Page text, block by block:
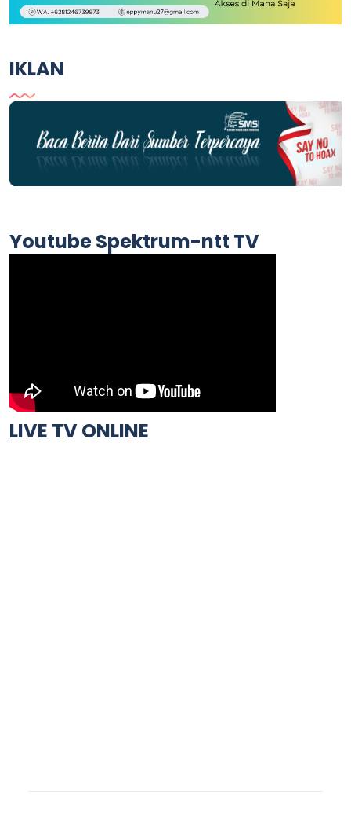
IKLAN
Youtube Spektrum-ntt TV
LIVE TV ONLINE